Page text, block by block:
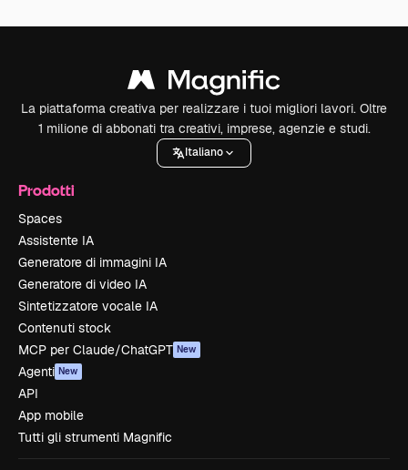
La piattaforma creativa per realizzare i tuoi migliori lavori. Oltre
1 milione di abbonati tra creativi, imprese, agenzie e studi.
Italiano
Prodotti
Spaces
Assistente IA
Generatore di immagini IA
Generatore di video IA
Sintetizzatore vocale IA
Contenuti stock
MCP per Claude/ChatGPT New
Agenti New
API
App mobile
Tutti gli strumenti Magnific